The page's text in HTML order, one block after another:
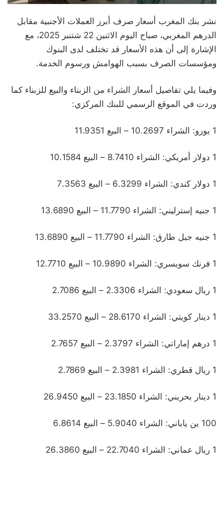
نشر بنك المغرب أسعار صرف أبرز العملات الأجنبية مقابل
الدرهم المغربي، صباح اليوم الاثنين 22 شتنبر 2025، مع
الإشارة إلى أن هذه الأسعار قد تختلف لدى البنوك
ومؤسسات الصرف بسبب الهوامش ورسوم الخدمة.
وفيما يلي تفاصيل أسعار الشراء من الزبناء والبيع للزبناء كما
وردت في الموقع الرسمي للبنك المركزي:
1 يورو: الشراء 10.2697 – البيع 11.9351
1 دولار أمريكي: الشراء 8.7410 – البيع 10.1584
1 دولار كندي: الشراء 6.3299 – البيع 7.3563
1 جنيه إسترليني: الشراء 11.7790 – البيع 13.6890
1 جنيه جبل طارق: الشراء 11.7790 – البيع 13.6890
1 فرنك سويسري: الشراء 10.9890 – البيع 12.7710
1 ريال سعودي: الشراء 2.3306 – البيع 2.7086
1 دينار كويتي: الشراء 28.6170 – البيع 33.2570
1 درهم إماراتي: الشراء 2.3797 – البيع 2.7657
1 ريال قطري: الشراء 2.3981 – البيع 2.7869
1 دينار بحريني: الشراء 23.1850 – البيع 26.9450
100 ين ياباني: الشراء 5.9040 – البيع 6.8614
1 ريال عماني: الشراء 22.7040 – البيع 26.3860